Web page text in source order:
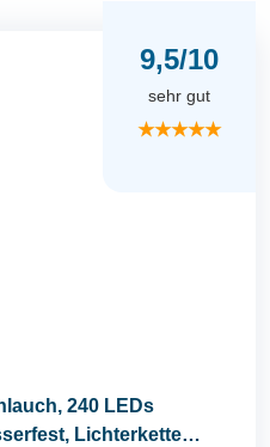
9,5/10
sehr gut
★★★★★
240 LEDs
Lichterkette